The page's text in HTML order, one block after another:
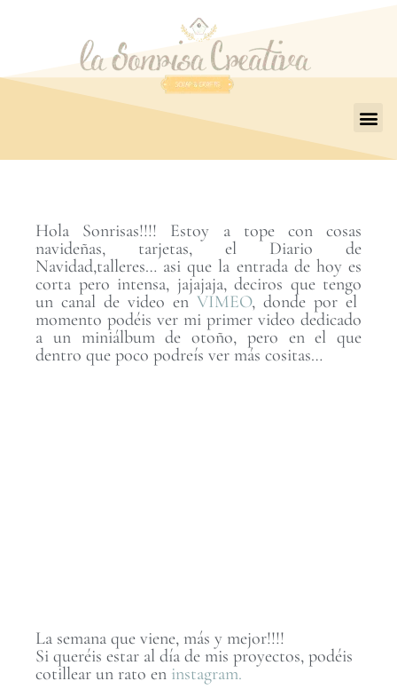
Hola Sonrisas!!!! Estoy a tope con cosas
navideñas, tarjetas, el Diario de
Navidad,talleres… asi que la entrada de hoy es
corta pero intensa, jajajaja, deciros que tengo
un canal de video en VIMEO, donde por el
momento podéis ver mi primer video dedicado
a un miniálbum de otoño, pero en el que
dentro que poco podreís ver más cositas…
La semana que viene, más y mejor!!!!
Si queréis estar al día de mis proyectos, podéis
cotillear un rato en instagram.